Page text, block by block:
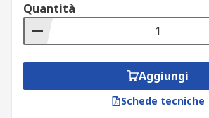
Quantità
Aggiungi
Schede tecniche